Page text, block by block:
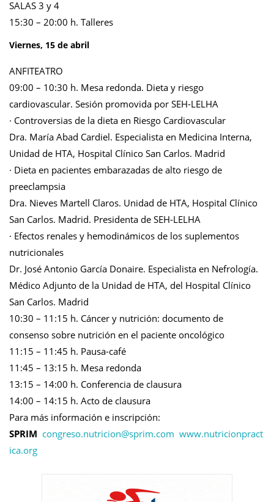
SALAS 3 y 4
15:30 – 20:00 h. Talleres
Viernes, 15 de abril
ANFITEATRO
09:00 – 10:30 h. Mesa redonda. Dieta y riesgo
cardiovascular. Sesión promovida por SEH-LELHA
· Controversias de la dieta en Riesgo Cardiovascular
Dra. María Abad Cardiel. Especialista en Medicina Interna,
Unidad de HTA, Hospital Clínico San Carlos. Madrid
· Dieta en pacientes embarazadas de alto riesgo de
preeclampsia
Dra. Nieves Martell Claros. Unidad de HTA, Hospital Clínico
San Carlos. Madrid. Presidenta de SEH-LELHA
· Efectos renales y hemodinámicos de los suplementos
nutricionales
Dr. José Antonio García Donaire. Especialista en Nefrología.
Médico Adjunto de la Unidad de HTA, del Hospital Clínico
San Carlos. Madrid
10:30 – 11:15 h. Cáncer y nutrición: documento de
consenso sobre nutrición en el paciente oncológico
11:15 – 11:45 h. Pausa-café
11:45 – 13:15 h. Mesa redonda
13:15 – 14:00 h. Conferencia de clausura
14:00 – 14:15 h. Acto de clausura
Para más información e inscripción:
SPRIM congreso.nutricion@sprim.com www.nutricionpract
ica.org